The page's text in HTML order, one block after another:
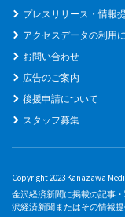
プレスリリース・情報
アクセスデータの利用
お問い合わせ
広告のご案内
後援申請について
スタッフ募集
Copyright 2023 Kanazawa
金沢経済新聞に掲載の記事
沢経済新聞またはその情報提